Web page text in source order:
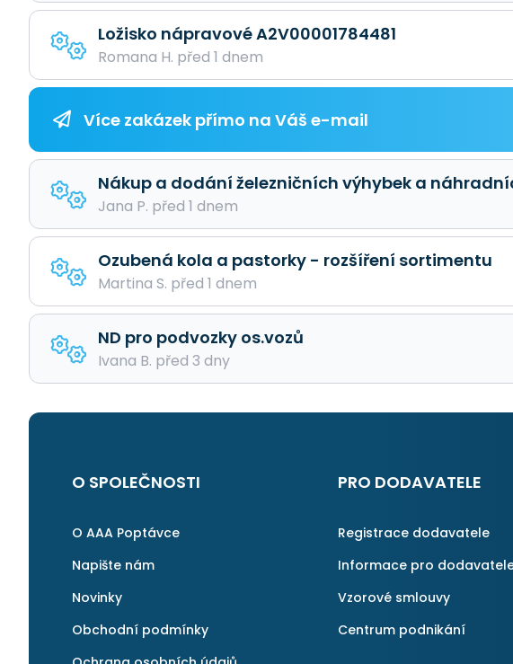
Ložisko nápravové A2V00001784481
Romana H. před 1 dnem
Více zakázek přímo na Váš e-mail
Nákup a dodání železničních výhybek a
Jana P. před 1 dnem
Ozubená kola a pastorky - rozšíření sortimentu
Martina S. před 1 dnem
ND pro podvozky os.vozů
Ivana B. před 3 dny
O SPOLEČNOSTI
O AAA Poptávce
Napište nám
Novinky
Obchodní podmínky
PRO DODAVATELE
Registrace dodavatele
Informace pro
Vzorové smlouvy
Centrum podnikání